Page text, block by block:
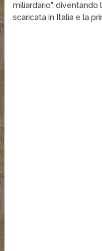
miliardario”,
scaricata in Italia e la